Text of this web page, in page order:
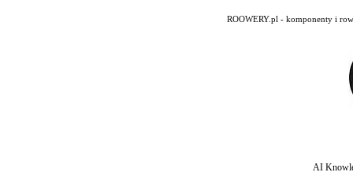
ROOWERY.pl - komponenty i
AI